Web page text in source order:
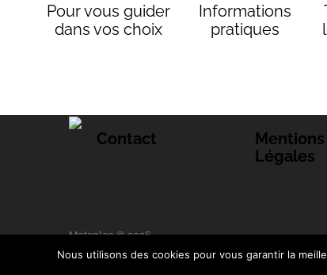
Pour vous guider
dans vos choix
Informations
pratiques
Contact
Mentions
Légales
Metaplan © 2026.
Nous utilisons des cookies pour vous garantir la